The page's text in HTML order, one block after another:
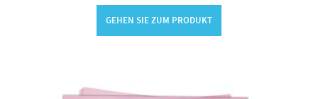
GEHEN SIE ZUM PRODUKT